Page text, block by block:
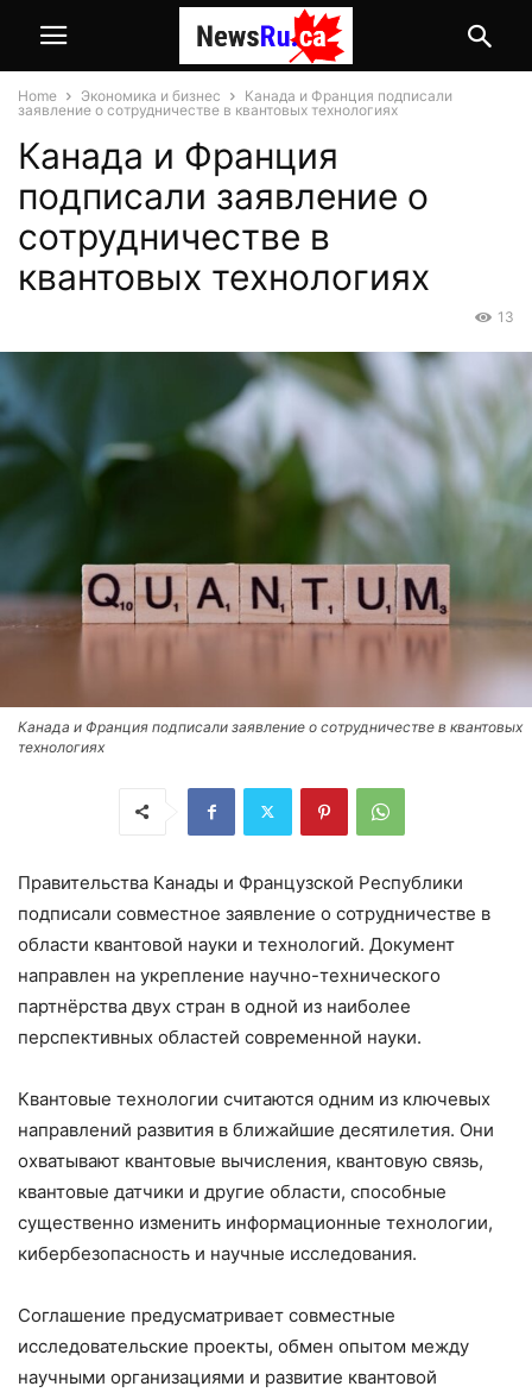
Home Экономика и бизнес
Канада и Франция подписали
заявление о сотрудничестве в квантовых технологиях
Канада и Франция
подписали заявление о
сотрудничестве в
квантовых технологиях
13
Канада и Франция подписали заявление о сотрудничестве в квантовых
технологиях
Правительства Канады и Французской Республики
подписали совместное заявление о сотрудничестве в
области квантовой науки и технологий. Документ
направлен на укрепление научно-технического
партнёрства двух стран в одной из наиболее
перспективных областей современной науки.
Квантовые технологии считаются одним из ключевых
направлений развития в ближайшие десятилетия. Они
охватывают квантовые вычисления, квантовую связь,
квантовые датчики и другие области, способные
существенно изменить информационные технологии,
кибербезопасность и научные исследования.
Соглашение предусматривает совместные
исследовательские проекты, обмен опытом между
научными организациями и развитие квантовой